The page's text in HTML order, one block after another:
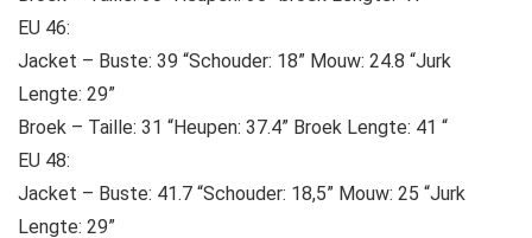
EU 46:
Jacket – Buste: 39 “Schouder: 18” Mouw: 24.8 “Jurk
Lengte: 29”
Broek – Taille: 31 “Heupen: 37.4” Broek Lengte: 41 “
EU 48:
Jacket – Buste: 41.7 “Schouder: 18,5” Mouw: 25 “Jurk
Lengte: 29”